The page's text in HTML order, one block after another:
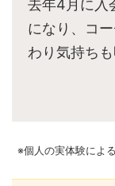
去年4月に入
になり、コ
わり気持ち
※個人の実体験によ